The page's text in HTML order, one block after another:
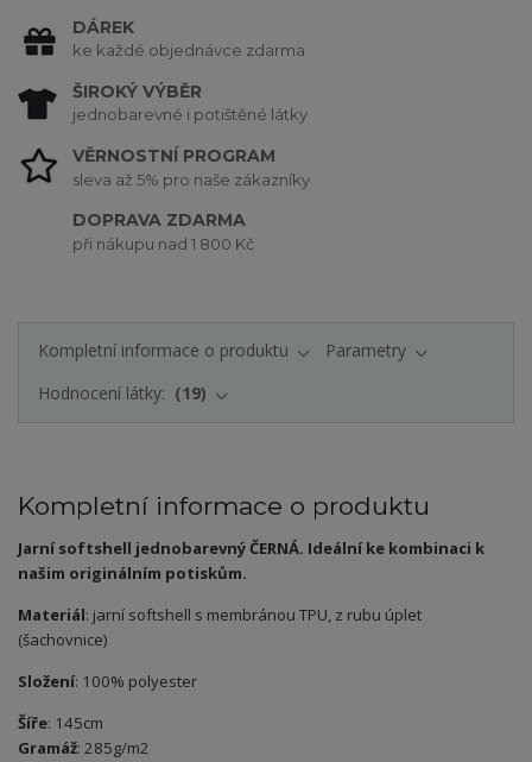
DÁREK
ke každé objednávce zdarma
ŠIROKÝ VÝBĚR
jednobarevné i potištěné látky
VĚRNOSTNÍ PROGRAM
sleva až 5% pro naše zákazníky
DOPRAVA ZDARMA
při nákupu nad 1 800 Kč
Kompletní informace o produktu
Parametry
Hodnocení látky:
19
Kompletní informace o produktu
Jarní softshell jednobarevný ČERNÁ. Ideální ke kombinaci k
našim originálním potiskům.
Materiál: jarní softshell s membránou TPU, z rubu úplet
(šachovnice)
Složení: 100% polyester
Šíře: 145cm
Gramáž: 285g/m2